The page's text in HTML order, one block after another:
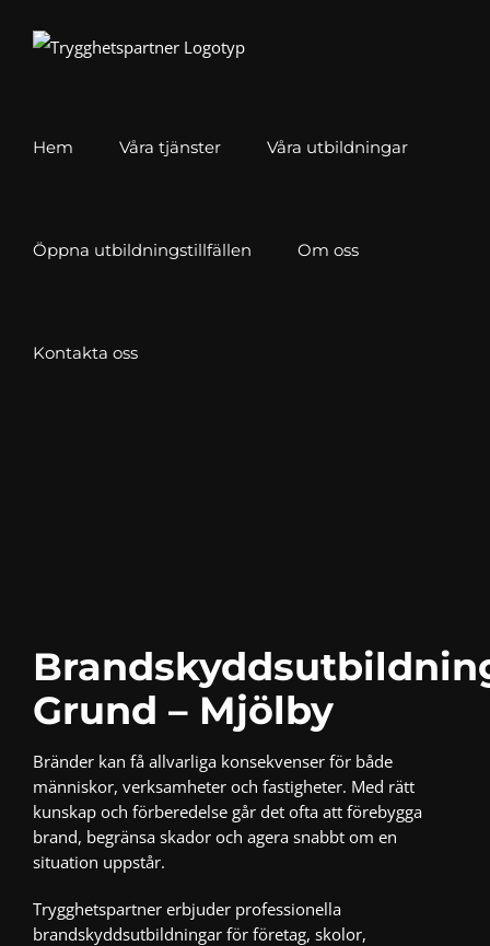
Hem Våra tjänster Våra utbildningar
Öppna utbildningstillfällen Om oss
Kontakta oss
Grund – Mjölby
Bränder kan få allvarliga konsekvenser för både
människor, verksamheter och fastigheter. Med rätt
kunskap och förberedelse går det ofta att förebygga
brand, begränsa skador och agera snabbt om en
situation uppstår.
Trygghetspartner erbjuder professionella
brandskyddsutbildningar för företag, skolor,